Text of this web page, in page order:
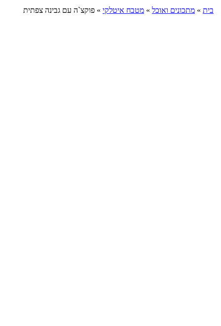
בית » מתכונים ואוכל » מטבח איטלקי » פוקצ`ה עם גבינה צפתית